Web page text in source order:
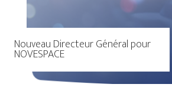
Nouveau Directeur Général pour
NOVESPACE